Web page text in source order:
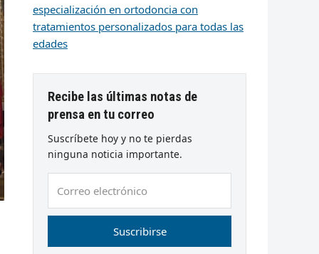
especialización en ortodoncia con
tratamientos personalizados para todas las
edades
Recibe las últimas notas de
prensa en tu correo
Suscríbete hoy y no te pierdas
ninguna noticia importante.
electrónico
Suscribirse